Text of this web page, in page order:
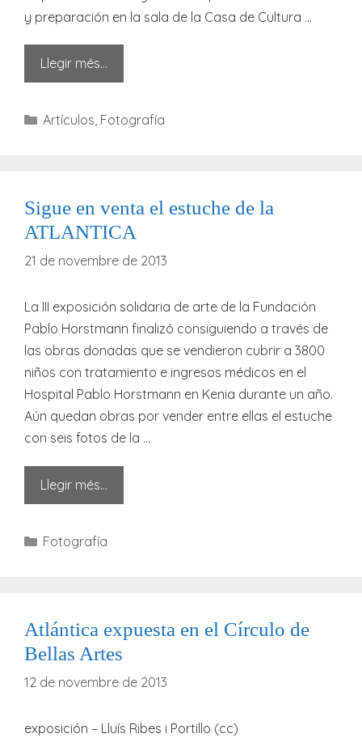
y preparación en la sala de la Casa de Cultura …
Llegir més…
Categories
Artículos, Fotografía
Sigue en venta el estuche de la
ATLANTICA
21 de novembre de 2013
La III exposición solidaria de arte de la Fundación
Pablo Horstmann finalizó consiguiendo a través de
las obras donadas que se vendieron cubrir a 3800
niños con tratamiento e ingresos médicos en el
Hospital Pablo Horstmann en Kenia durante un año.
Aún quedan obras por vender entre ellas el estuche
con seis fotos de la …
Llegir més…
Categories
Fotografía
Atlántica expuesta en el Círculo de
Bellas Artes
12 de novembre de 2013
exposición – Lluís Ribes i Portillo (cc)